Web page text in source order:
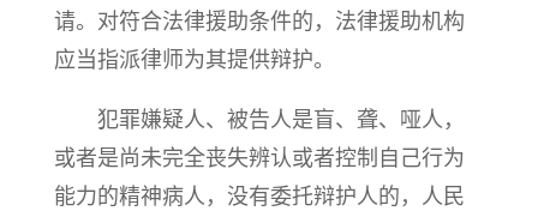
请。对符合法律援助条件的，法律援助机构
应当指派律师为其提供辩护。
犯罪嫌疑人、被告人是盲、聋、哑人，
或者是尚未完全丧失辨认或者控制自己行为
能力的精神病人，没有委托辩护人的，人民